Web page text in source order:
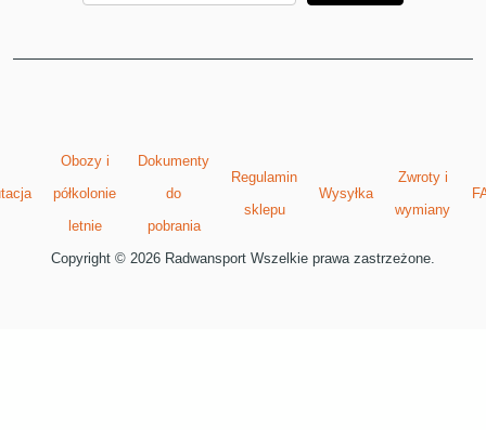
Obozy i
półkolonie
letnie
Dokumenty
do
pobrania
Regulamin
sklepu
Wysyłka
Zwroty i
wymiany
Copyright © 2026 Radwansport Wszelkie prawa zastrzeżone.